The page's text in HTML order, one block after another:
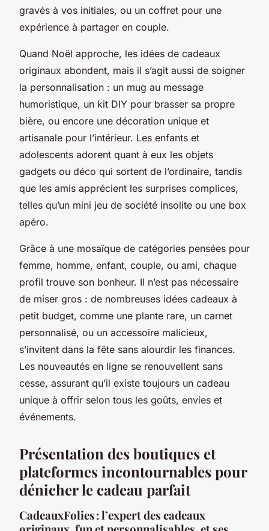
gravés à vos initiales, ou un coffret pour une
expérience à partager en couple.
Quand Noël approche, les idées de cadeaux
originaux abondent, mais il s’agit aussi de soigner
la personnalisation : un mug au message
humoristique, un kit DIY pour brasser sa propre
bière, ou encore une décoration unique et
artisanale pour l’intérieur. Les enfants et
adolescents adorent quant à eux les objets
gadgets ou déco qui sortent de l’ordinaire, tandis
que les amis apprécient les surprises complices,
telles qu’un mini jeu de société insolite ou une box
apéro.
Grâce à une mosaïque de catégories pensées pour
femme, homme, enfant, couple, ou ami, chaque
profil trouve son bonheur. Il n’est pas nécessaire
de miser gros : de nombreuses idées cadeaux à
petit budget, comme une plante rare, un carnet
personnalisé, ou un accessoire malicieux,
s’invitent dans la fête sans alourdir les finances.
Les nouveautés en ligne se renouvellent sans
cesse, assurant qu’il existe toujours un cadeau
unique à offrir selon tous les goûts, envies et
événements.
Présentation des boutiques et
plateformes incontournables pour
dénicher le cadeau parfait
CadeauxFolies : l’expert des cadeaux